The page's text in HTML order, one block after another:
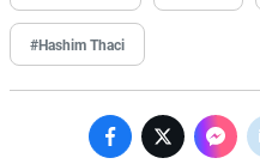
#Hashim Thaci